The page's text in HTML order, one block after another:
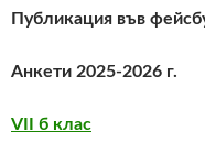
Публикация във
Анкети 2025-2026 г.
VII б клас